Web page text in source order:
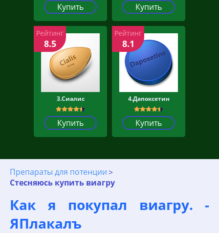
Купить Купить
3.Сиалис
Купить
Рейтинг
8.5
4.Дапоксетин
Купить
Рейтинг
8.1
Препараты для потенции
Стесняюсь купить виагру
Как я покупал виагру. -
ЯПлакалъ